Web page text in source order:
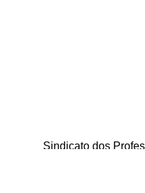
Sindicato dos